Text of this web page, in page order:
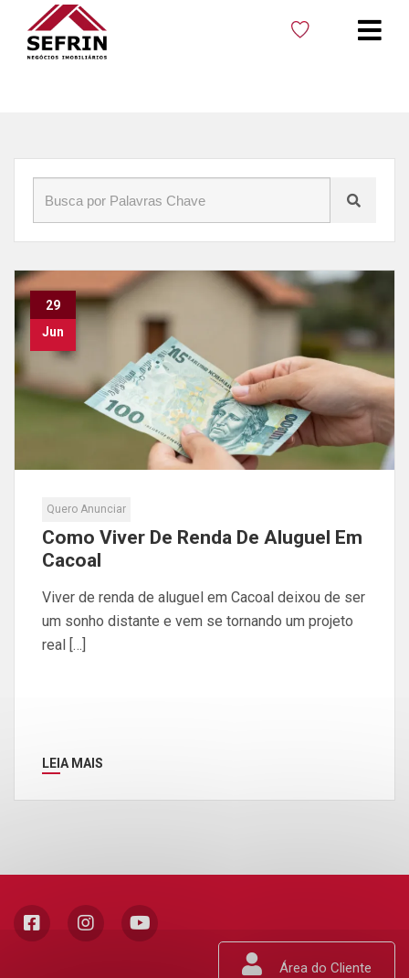
Início»Blog »Renda de Aluguel em Cacoal
29
Jun
Quero Anunciar
Como Viver De Renda De Aluguel Em
Cacoal
Viver de renda de aluguel em Cacoal deixou de ser
um sonho distante e vem se tornando um projeto
real […]
LEIA MAIS
Área do Cliente